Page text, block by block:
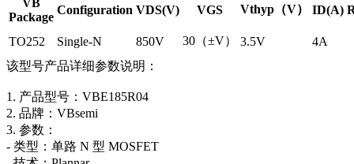
Package
Configuration VDS(V) VGS Vthyp（V） ID(A)
TO252 Single-N 850V 30（±V） 3.5V
4A
该型号产品详细参数说明：
1. 产品型号：VBE185R04
2. 品牌：VBsemi
3. 参数：
- 类型：单路 N 型 MOSFET